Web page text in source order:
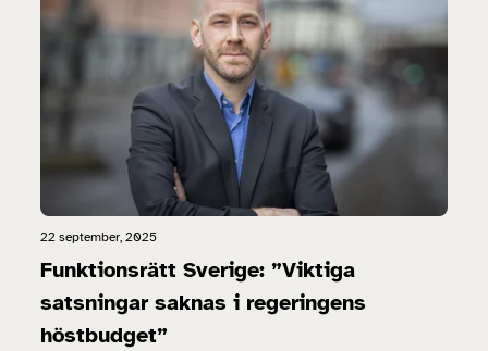
22 september, 2025
Funktionsrätt Sverige: ”Viktiga
satsningar saknas i regeringens
höstbudget”